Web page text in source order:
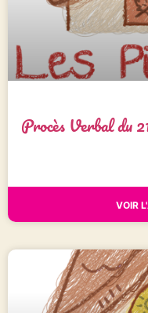
Procès Verbal du
VOIR